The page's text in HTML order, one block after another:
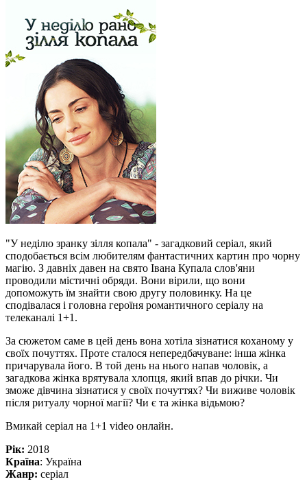
"У неділю зранку зілля копала" - загадковий серіал, який
сподобається всім любителям фантастичних картин про чорну
магію. З давніх давен на свято Івана Купала слов'яни
проводили містичні обряди. Вони вірили, що вони
допоможуть їм знайти свою другу половинку. На це
сподівалася і головна героїня романтичного серіалу на
телеканалі 1+1.
За сюжетом саме в цей день вона хотіла зізнатися коханому у
своїх почуттях. Проте сталося непередбачуване: інша жінка
причарувала його. В той день на нього напав чоловік, а
загадкова жінка врятувала хлопця, який впав до річки. Чи
зможе дівчина зізнатися у своїх почуттях? Чи виживе чоловік
після ритуалу чорної магії? Чи є та жінка відьмою?
Вмикай серіал на 1+1 video онлайн.
Рік: 2018
Країна: Україна
Жанр: серіал